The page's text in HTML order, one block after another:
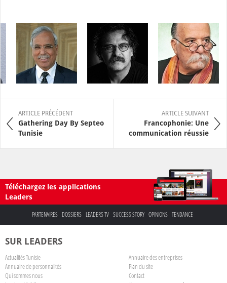
ARTICLE PRÉCÉDENT
Gathering Day By Septeo
Tunisie
ARTICLE SUIVANT
Francophonie: Une
communication réussie
Téléchargez les applications
Leaders
PARTENAIRES DOSSIERS LEADERS TV SUCCESS STORY OPINIONS TENDANCE
SUR LEADERS
Actualités Tunisie
Annuaire des entreprises
Annuaire de personnalités
Plan du site
Qui sommes nous
Contact